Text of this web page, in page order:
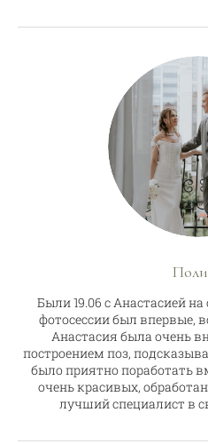
Были 19.06 с Анастасией
фотосессии был впервые,
Анастасия была очень
построением поз,
было приятно поработать
очень красивых,
лучший специалист в